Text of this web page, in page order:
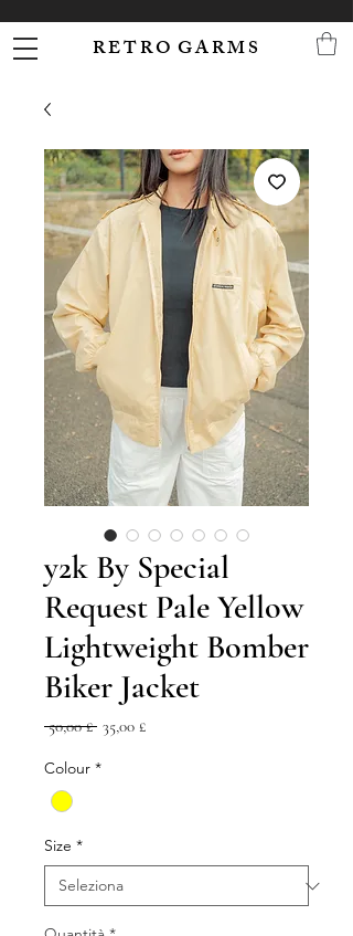
R E T R O G A R M S
y2k By Special
Request Pale Yellow
Lightweight Bomber
Biker Jacket
50,00 £ Prezzo
35,00 £Prezzo
Colour *
Size *